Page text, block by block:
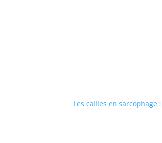
Les cailles en sarcophage